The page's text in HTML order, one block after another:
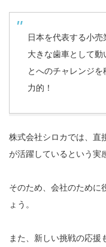
日本を代表する小売
大きな歯車として動
とへのチャレンジ
力的！
株式会社シロカでは、直
が活躍しているという実
そのため、会社のために
ょう。
また、新しい挑戦の応援